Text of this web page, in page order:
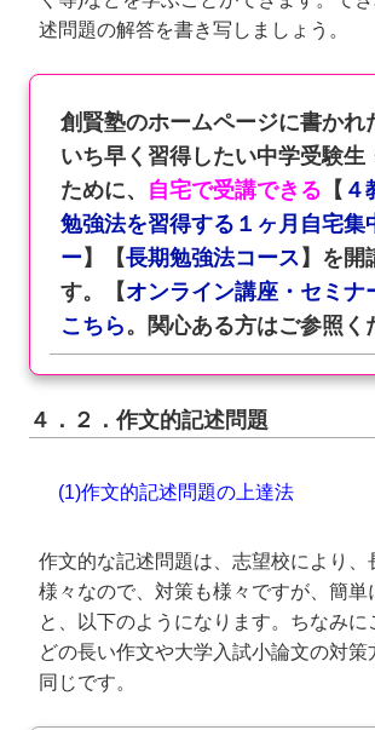
述問題の解答を書き写しましょう。
創賢塾のホームページに書かれ
いち早く習得したい中学受験生
ために、
自宅で受講できる 【 ４
勉強法を習得する１ヶ月自宅集
ー】【長期勉強法コース 】を開
す。【オンライン講座・セミナ
こちら。関心ある方はご参照く
４．２．作文的記述問題
(1)作文的記述問題の上達法
作文的な記述問題は、志望校により、
様々なので、対策も様々ですが、簡単
と、以下のようになります。ちなみに
どの長い作文や大学入試小論文の対策
同じです。